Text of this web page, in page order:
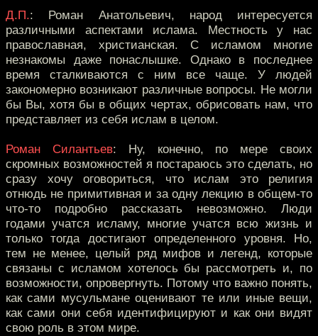
Д.П.: Роман Анатольевич, народ интересуется
различными аспектами ислама. Местность у нас
православная, христианская. С исламом многие
незнакомы даже понаслышке. Однако в последнее
время сталкиваются с ним все чаще. У людей
закономерно возникают различные вопросы. Не могли
бы Вы, хотя бы в общих чертах, обрисовать нам, что
представляет из себя ислам в целом.
Роман Силантьев: Ну, конечно, по мере своих
скромных возможностей я постараюсь это сделать, но
сразу хочу оговориться, что ислам это религия
отнюдь не примитивная и за одну лекцию в общем-то
что-то подробно рассказать невозможно. Люди
годами учатся исламу, многие учатся всю жизнь и
только тогда достигают определенного уровня. Но,
тем не менее, целый ряд мифов и легенд, которые
связаны с исламом хотелось бы рассмотреть и, по
возможности, опровергнуть. Потому что важно понять,
как сами мусульмане оценивают те или иные вещи,
как сами они себя идентифицируют и как они видят
свою роль в этом мире.